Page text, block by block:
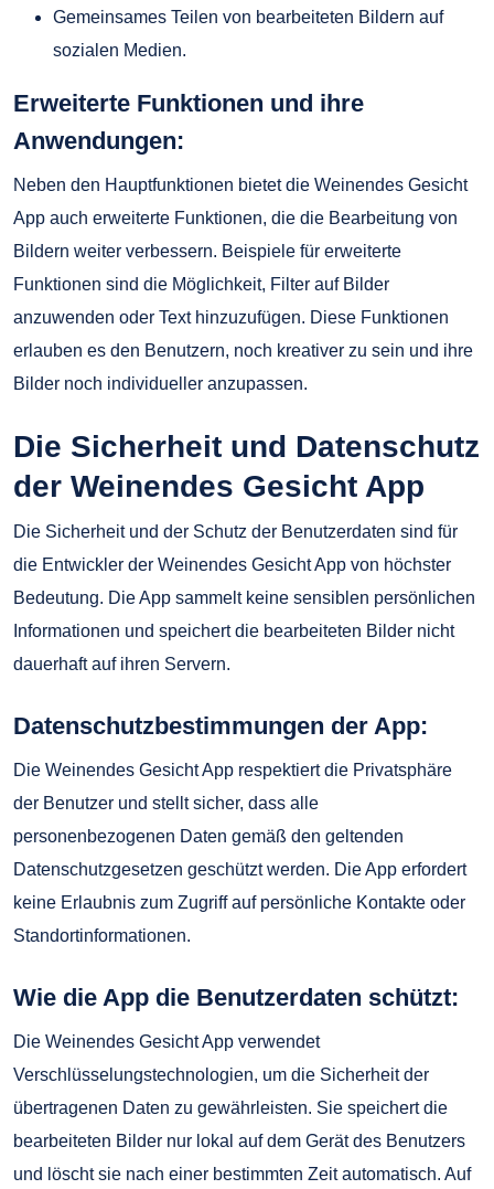
Gemeinsames Teilen von bearbeiteten Bildern auf
sozialen Medien.
Erweiterte Funktionen und ihre
Anwendungen:
Neben den Hauptfunktionen bietet die Weinendes Gesicht
App auch erweiterte Funktionen, die die Bearbeitung von
Bildern weiter verbessern. Beispiele für erweiterte
Funktionen sind die Möglichkeit, Filter auf Bilder
anzuwenden oder Text hinzuzufügen. Diese Funktionen
erlauben es den Benutzern, noch kreativer zu sein und ihre
Bilder noch individueller anzupassen.
Die Sicherheit und Datenschutz
der Weinendes Gesicht App
Die Sicherheit und der Schutz der Benutzerdaten sind für
die Entwickler der Weinendes Gesicht App von höchster
Bedeutung. Die App sammelt keine sensiblen persönlichen
Informationen und speichert die bearbeiteten Bilder nicht
dauerhaft auf ihren Servern.
Datenschutzbestimmungen der App:
Die Weinendes Gesicht App respektiert die Privatsphäre
der Benutzer und stellt sicher, dass alle
personenbezogenen Daten gemäß den geltenden
Datenschutzgesetzen geschützt werden. Die App erfordert
keine Erlaubnis zum Zugriff auf persönliche Kontakte oder
Standortinformationen.
Wie die App die Benutzerdaten schützt:
Die Weinendes Gesicht App verwendet
Verschlüsselungstechnologien, um die Sicherheit der
übertragenen Daten zu gewährleisten. Sie speichert die
bearbeiteten Bilder nur lokal auf dem Gerät des Benutzers
und löscht sie nach einer bestimmten Zeit automatisch. Auf